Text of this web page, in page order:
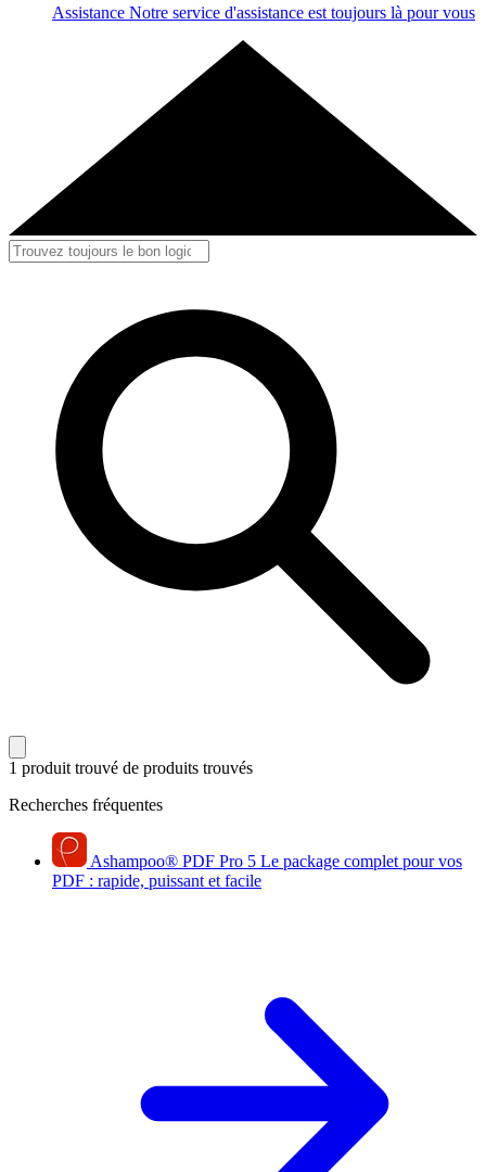
Assistance Notre service d'assistance est toujours là pour vous
1 produit trouvé de produits trouvés
Recherches fréquentes
Ashampoo® PDF Pro 5 Le package complet pour vos
PDF : rapide, puissant et facile